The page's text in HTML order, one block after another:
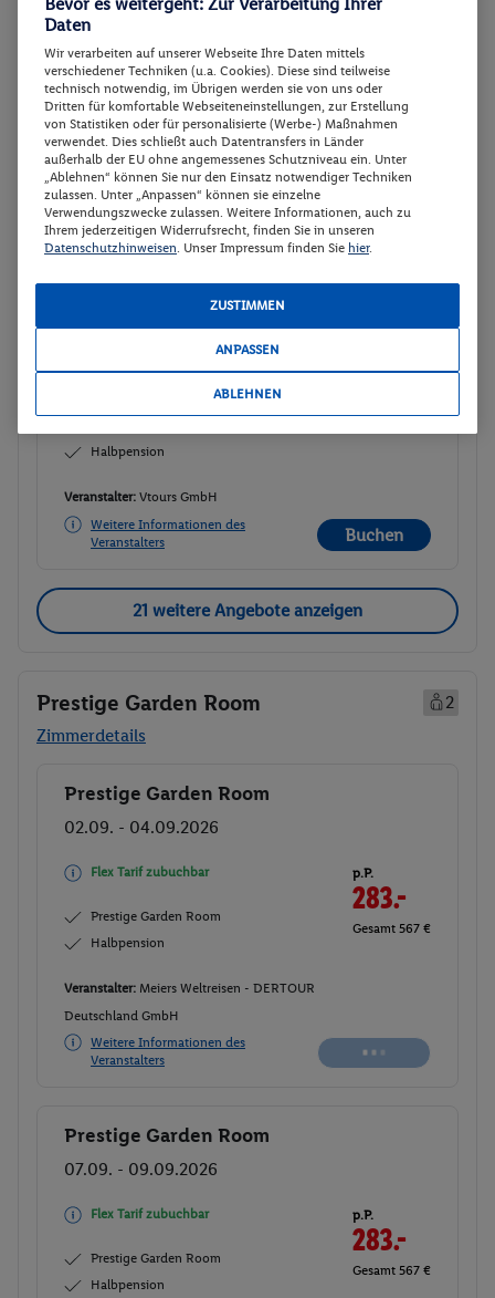
Kostenlose Stornierung bis10.08.2026
Doppelzimmer Premium
Halbpension
p.P.
Gesamt 558 €
Veranstalter: Vtours GmbH
Weitere Informationen des
Veranstalters
08.09. - 10.09.2026
Kostenlose Stornierung bis10.08.2026
Halbpension
279.-
Veranstalter: Vtours GmbH
Weitere Informationen des
Veranstalters
Buchen
21 weitere Angebote anzeigen
Prestige Garden Room
2
Zimmerdetails
Buchen
Prestige Garden Room
02.09. - 04.09.2026
Flex Tarif zubuchbar
Prestige Garden Room
Halbpension
p.P.
283.-
Gesamt 567 €
Veranstalter: Meiers Weltreisen - DERTOUR
Deutschland GmbH
Weitere Informationen des
Veranstalters
Buchen
Prestige Garden Room
07.09. - 09.09.2026
Flex Tarif zubuchbar
Prestige Garden Room
Halbpension
p.P.
283.-
Gesamt 567 €
Daten
Wir verarbeiten auf unserer Webseite Ihre Daten mittels
verschiedener Techniken (u.a. Cookies). Diese sind teilweise
technisch notwendig, im Übrigen werden sie von uns oder
Dritten für komfortable Webseiteneinstellungen, zur Erstellung
von Statistiken oder für personalisierte (Werbe-) Maßnahmen
verwendet. Dies schließt auch Datentransfers in Länder
außerhalb der EU ohne angemessenes Schutzniveau ein. Unter
„Ablehnen“ können Sie nur den Einsatz notwendiger Techniken
zulassen. Unter „Anpassen“ können sie einzelne
Verwendungszwecke zulassen. Weitere Informationen, auch zu
Ihrem jederzeitigen Widerrufsrecht, finden Sie in unseren
Datenschutzhinweisen . Unser Impressum finden Sie hier.
ZUSTIMMEN
ANPASSEN
ABLEHNEN